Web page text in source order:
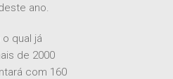
dias 25, 26 e 27
o qual já
de 2000